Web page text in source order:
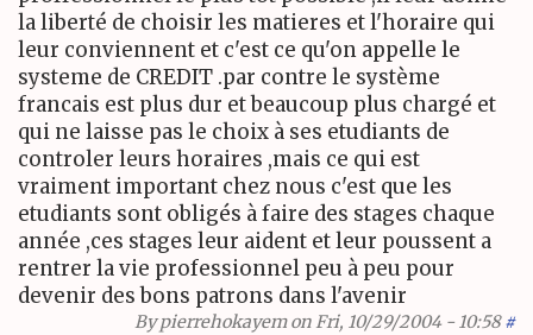
la liberté de choisir les matieres et l'horaire qui
leur conviennent et c'est ce qu'on appelle le
systeme de CREDIT .par contre le système
francais est plus dur et beaucoup plus chargé et
qui ne laisse pas le choix à ses etudiants de
controler leurs horaires ,mais ce qui est
vraiment important chez nous c'est que les
etudiants sont obligés à faire des stages chaque
année ,ces stages leur aident et leur poussent a
rentrer la vie professionnel peu à peu pour
devenir des bons patrons dans l'avenir
Bypierrehokayemon Fri, 10/29/2004 - 10:58 #